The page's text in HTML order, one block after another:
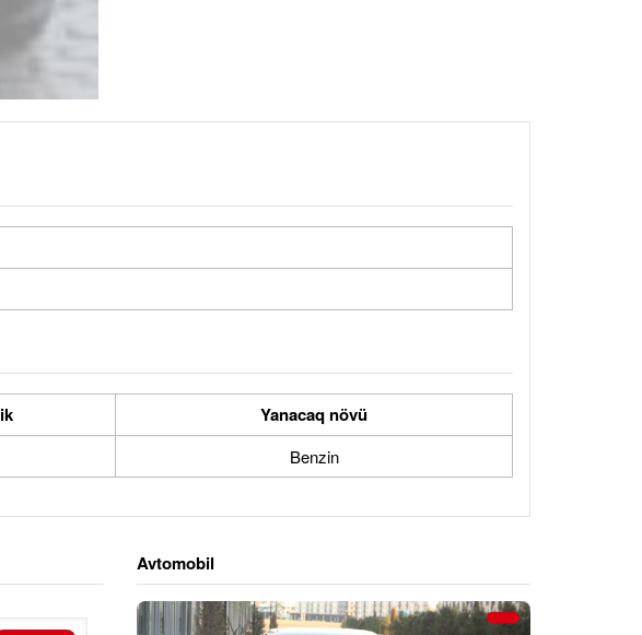
Yanacaq növü
Benzin
Avtomobil